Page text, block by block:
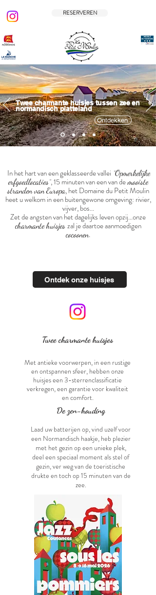
RESERVEREN
Twee charmante huisjes tussen zee en
normandisch platteland
Ontdekken
In het hart van een geklasseerde vallei "Opmerkelijke
erfgoedlocaties", 15 minuten van een van de mooiste
stranden van Europa, het Domaine du Petit Moulin
heet u welkom in een buitengewone omgeving: rivier,
vijver, bos...
Zet de angsten van het dagelijks leven opzij...onze
charmante huisjes zal je daartoe aanmoedigen
cocoonen.
Ontdek onze huisjes
Twee charmante huisjes
Met antieke voorwerpen, in een rustige
en ontspannen sfeer, hebben onze
huisjes een 3-sterrenclassificatie
verkregen,een garantie voor kwaliteit
en comfort.
De zen-houding
Laad uw batterijen op, vind uzelf voor
een Normandisch haakje, heb plezier
met het gezin op een unieke plek,
deel een speciaal moment als stel of
gezin, ver weg van de toeristische
drukte en toch op 15 minuten van de
zee.